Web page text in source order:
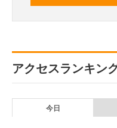
アクセスランキン
今日